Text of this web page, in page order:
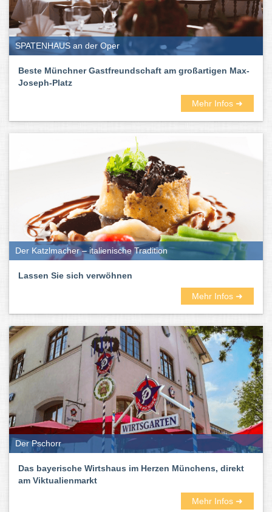
SPATENHAUS an der Oper
Beste Münchner Gastfreundschaft am großartigen Max-
Joseph-Platz
Mehr Infos ➜
Der Katzlmacher – italienische Tradition
Lassen Sie sich verwöhnen
Mehr Infos ➜
Der Pschorr
Das bayerische Wirtshaus im Herzen Münchens, direkt
am Viktualienmarkt
Mehr Infos ➜